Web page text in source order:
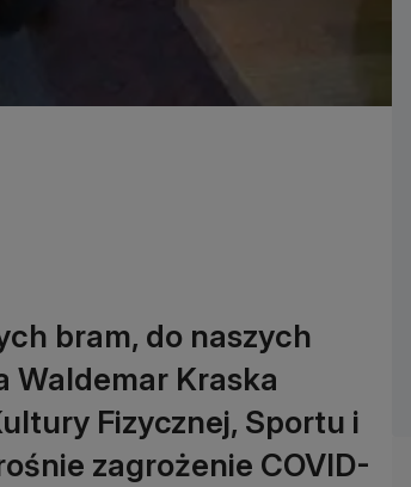
bram, do naszych
Waldemar Kraska
Fizycznej, Sportu i
zagrożenie COVID-